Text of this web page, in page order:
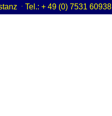
. Tel.: + 49 (0) 7531 60938